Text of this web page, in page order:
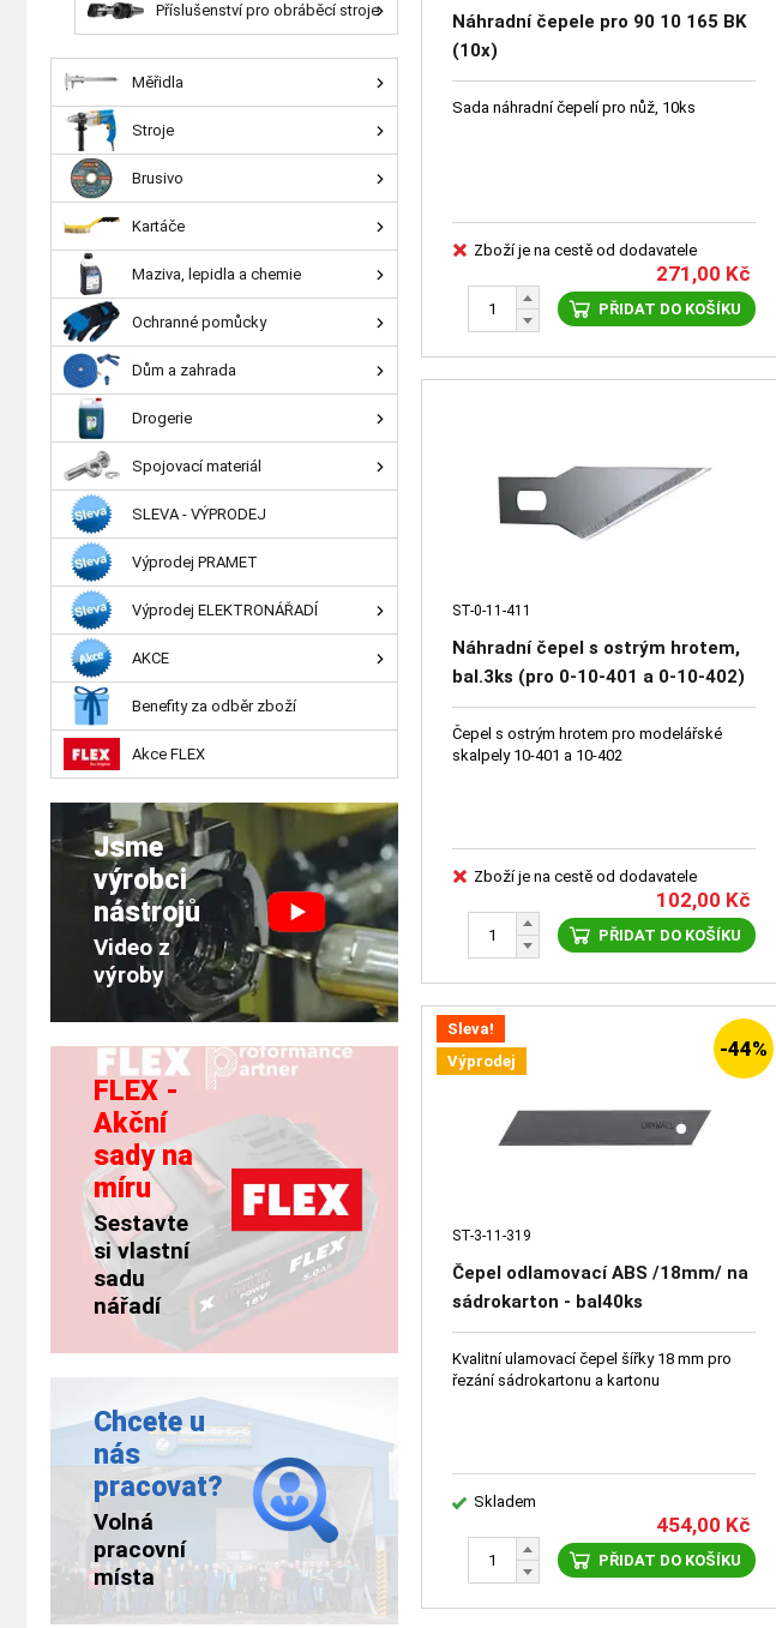
Náhradní čepele pro 90 10 165 BK
(10x)
Sada náhradní čepelí pro nůž, 10ks
Zboží je na cestě od dodavatele
271,00 Kč
PŘIDAT DO KOŠÍKU
ST-0-11-411
Náhradní čepel s ostrým hrotem,
bal.3ks (pro 0-10-401 a 0-10-402)
Čepel s ostrým hrotem pro modelářské
skalpely 10-401 a 10-402
Zboží je na cestě od dodavatele
102,00 Kč
PŘIDAT DO KOŠÍKU
Sleva!
Výprodej
-44%
ST-3-11-319
Čepel odlamovací ABS /18mm/ na
sádrokarton - bal40ks
Kvalitní ulamovací čepel šířky 18 mm pro
řezání sádrokartonu a kartonu
Skladem
454,00 Kč
PŘIDAT DO KOŠÍKU
Příslušenství pro obráběcí stroje
Měřidla
Stroje
Brusivo
Kartáče
Maziva, lepidla a chemie
Ochranné pomůcky
Dům a zahrada
Drogerie
Spojovací materiál
SLEVA - VÝPRODEJ
Výprodej PRAMET
Výprodej ELEKTRONÁŘADÍ
AKCE
Benefity za odběr zboží
Akce FLEX
Jsme
výrobci
nástrojů
Video z
výroby
FLEX -
Akční
sady na
míru
Sestavte
si vlastní
sadu
nářadí
Chcete u
nás
pracovat?
Volná
pracovní
místa